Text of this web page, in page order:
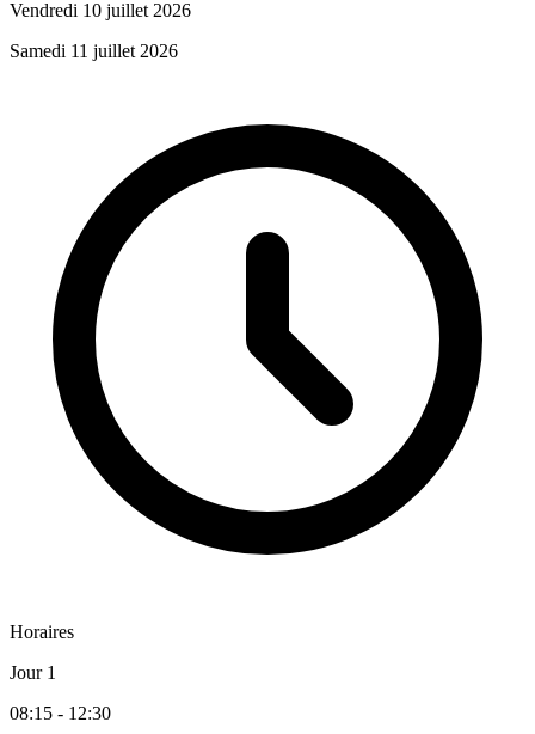
Vendredi 10 juillet 2026
Samedi 11 juillet 2026
Horaires
Jour 1
08:15 - 12:30